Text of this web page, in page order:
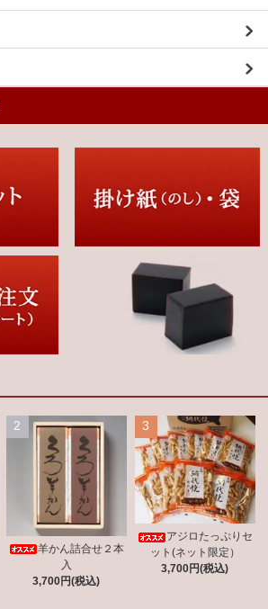
2
羊かん詰合せ２本
入
3,700円(税込)
3
アジロたっぷりセ
ット(ネット限定）
3,700円(税込)